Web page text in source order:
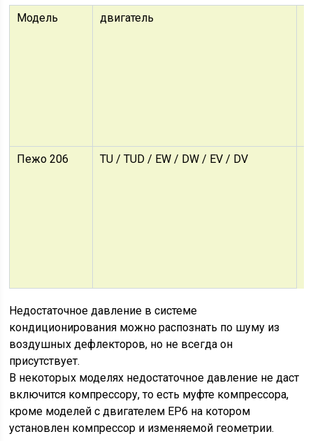
Модель двигатель
Пежо 206 TU / TUD / EW / DW / EV / DV
Недостаточное давление в системе
кондиционирования можно распознать по шуму из
воздушных дефлекторов, но не всегда он
присутствует.
В некоторых моделях недостаточное давление не даст
включится компрессору, то есть муфте компрессора,
кроме моделей с двигателем EP6 на котором
установлен компрессор и изменяемой геометрии.